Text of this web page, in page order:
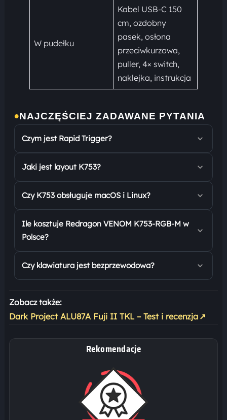
W pudełku
Kabel USB-C 150
cm, ozdobny
pasek, osłona
przeciwkurzowa,
puller, 4× switch,
naklejka, instrukcja
•NAJCZĘŚCIEJ ZADAWANE PYTANIA
Czym jest Rapid Trigger?
Jaki jest layout K753?
Czy K753 obsługuje macOS i Linux?
Ile kosztuje Redragon VENOM K753-RGB-M w
Polsce?
Czy klawiatura jest bezprzewodowa?
Zobacz także:
Dark Project ALU87A Fuji II TKL – Test i recenzja ↗
Rekomendacje